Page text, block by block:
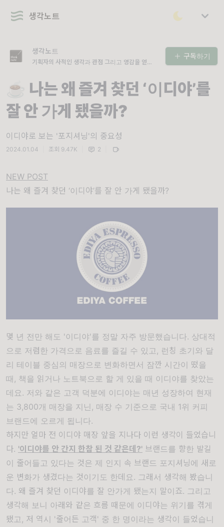
생각노트
생각노트
기획자의 사적인 생각과 관점 그리고 영감을 얻은
구독하기
☕️ 나는 왜 즐겨 찾던 ‘이디야’를
잘 안 가게 됐을까?
이디야로 보는 '포지셔닝'의 중요성
2024.01.04 조회 9.47K 2
NEW POST
나는 왜 즐겨 찾던 ‘이디야’를 잘 안 가게 됐을까?
몇 년 전만 해도 '이디야'를 정말 자주 방문했습니다. 상대적
으로 저렴한 가격으로 음료를 즐길 수 있고, 런칭 초기와 달
리 테이블 중심의 매장으로 변화하면서 잠깐 시간이 떴을
때, 책을 읽거나 노트북으로 할 게 있을 때 이디야를 찾았는
데요. 저와 같은 고객 덕분에 이디야는 매년 성장하여 현재
는 3,800개 매장을 지닌, 매장 수 기준으로 국내 1위 커피
브랜드에 오르게 됩니다.
하지만 얼마 전 이디야 매장 앞을 지나다 이런 생각이 들었습니
다. '이디야를 안 간지 한참 된 것 같은데?' 브랜드를 향한 발길
이 줄어들고 있다는 것은 제 인지 속 브랜드 포지셔닝에 새로
운 변화가 생겼다는 것이기도 한데요. 그래서 생각해 봤습니
다. 왜 즐겨 찾던 이디야를 잘 안가게 됐는지 말이죠. 그리고
생각해 보니 아래와 같은 흐름 때문에 이디야는 위기를 겪게
됐고, 저 역시 '줄어든 고객' 중 한 명이라는 생각이 들었습니